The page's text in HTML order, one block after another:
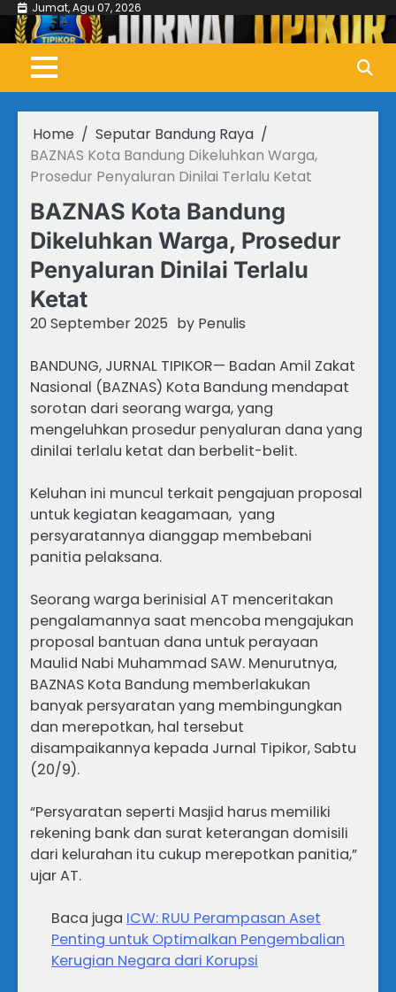
Skip
content
Jumat, Agu 07, 2026
Home
Seputar Bandung Raya
BAZNAS Kota Bandung Dikeluhkan Warga,
Prosedur Penyaluran Dinilai Terlalu Ketat
BAZNAS Kota Bandung
Dikeluhkan Warga, Prosedur
Penyaluran Dinilai Terlalu
Ketat
20 September 2025 by Penulis
BANDUNG, JURNAL TIPIKOR— Badan Amil Zakat
Nasional (BAZNAS) Kota Bandung mendapat
sorotan dari seorang warga, yang
mengeluhkan prosedur penyaluran dana yang
dinilai terlalu ketat dan berbelit-belit.
Keluhan ini muncul terkait pengajuan proposal
untuk kegiatan keagamaan, yang
persyaratannya dianggap membebani
panitia pelaksana.
Seorang warga berinisial AT menceritakan
pengalamannya saat mencoba mengajukan
proposal bantuan dana untuk perayaan
Maulid Nabi Muhammad SAW. Menurutnya,
BAZNAS Kota Bandung memberlakukan
banyak persyaratan yang membingungkan
dan merepotkan, hal tersebut
disampaikannya kepada Jurnal Tipikor, Sabtu
(20/9).
“Persyaratan seperti Masjid harus memiliki
rekening bank dan surat keterangan domisili
dari kelurahan itu cukup merepotkan panitia,”
ujar AT.
Baca juga ICW: RUU Perampasan Aset
Penting untuk Optimalkan Pengembalian
Kerugian Negara dari Korupsi